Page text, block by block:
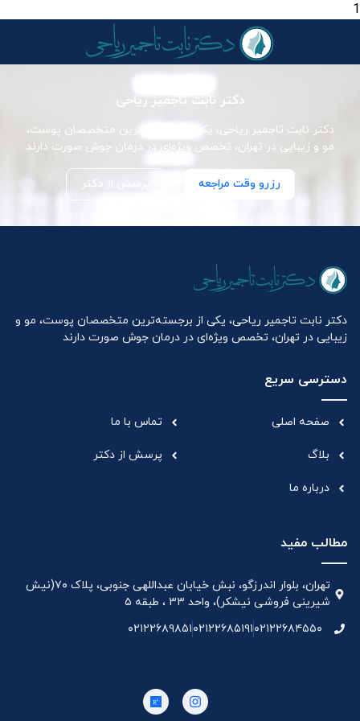
1
دکتر نابت تاجمیر ریاحی
دکتر نابت تاجمیر ریاحی، یکی از برجسته‌ترین متخصصان پوست،
مو و زیبایی در تهران، تخصص ویژه‌ای در درمان جوش صورت دارند
رزرو وقت مراجعه پرسش از دکتر
دکتر نابت تاجمیر ریاحی، یکی از برجسته‌ترین متخصصان پوست، مو و
زیبایی در تهران، تخصص ویژه‌ای در درمان جوش صورت دارند
دسترسی سریع
صفحه اصلی
بلاگ
درباره ما
تماس با ما
پرسش از دکتر
مطالب مفید
تهران، بلوار اندرزگو، نبش خیابان عبداللهی جنوبی، پلاک ۷۰(نیش
شیرینی فروشی نیشکر)، واحد ۳۳ ، طبقه ۵
۰۲۱۲۲۶۸۴۵۵۰۰۲۱۲۲۶۸۵۱۹۱۰۲۱۲۲۶۸۹۸۵۱